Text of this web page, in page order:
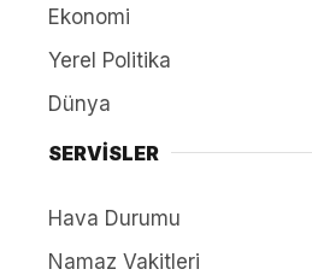
Ekonomi
Yerel Politika
Dünya
SERVİSLER
Hava Durumu
Namaz Vakitleri